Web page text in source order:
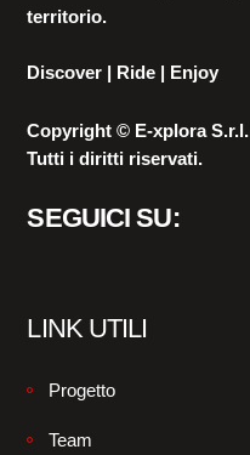
territorio.
Discover | Ride | Enjoy
Copyright © E-xplora S.r.l.
Tutti i diritti riservati.
SEGUICI SU:
LINK UTILI
Progetto
Team